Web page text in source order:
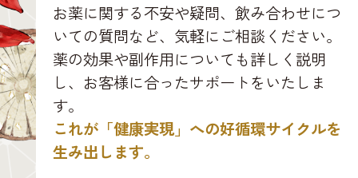
お薬に関する不安や疑問、飲み合わせにつ
いての質問など、気軽にご相談ください。
薬の効果や副作用についても詳しく説明
し、お客様に合ったサポートをいたしま
す。
これが「健康実現」への好循環サイクルを
生み出します。